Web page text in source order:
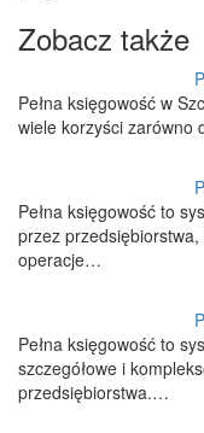
Zobacz także
Pełna księgowość w
wiele korzyści zarówno
Pełna księgowość to
przez
operacje…
Pełna księgowość to
szczegółowe i
przedsiębiorstwa.…